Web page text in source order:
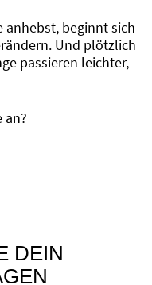
anhebst, beginnt sich
Und plötzlich
passieren leichter,
an?
DEIN